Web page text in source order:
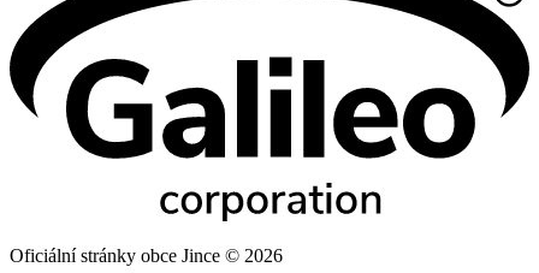
Oficiální stránky obce Jince © 2026